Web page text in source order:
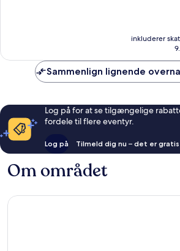
inkluderer
Sammenlign lignende
Log på for at se tilgængelige
fordele til flere eventyr.
Log på Tilmeld dig nu – det er gratis
Om området